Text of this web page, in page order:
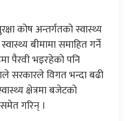
कोष अन्तर्गतको स्वास्थ्य
बीमामा समाहित गर्ने
पैरवी भइरहेको पनि
सरकारले विगत भन्दा बढी
क्षेत्रमा बजेटको
गरिन् ।